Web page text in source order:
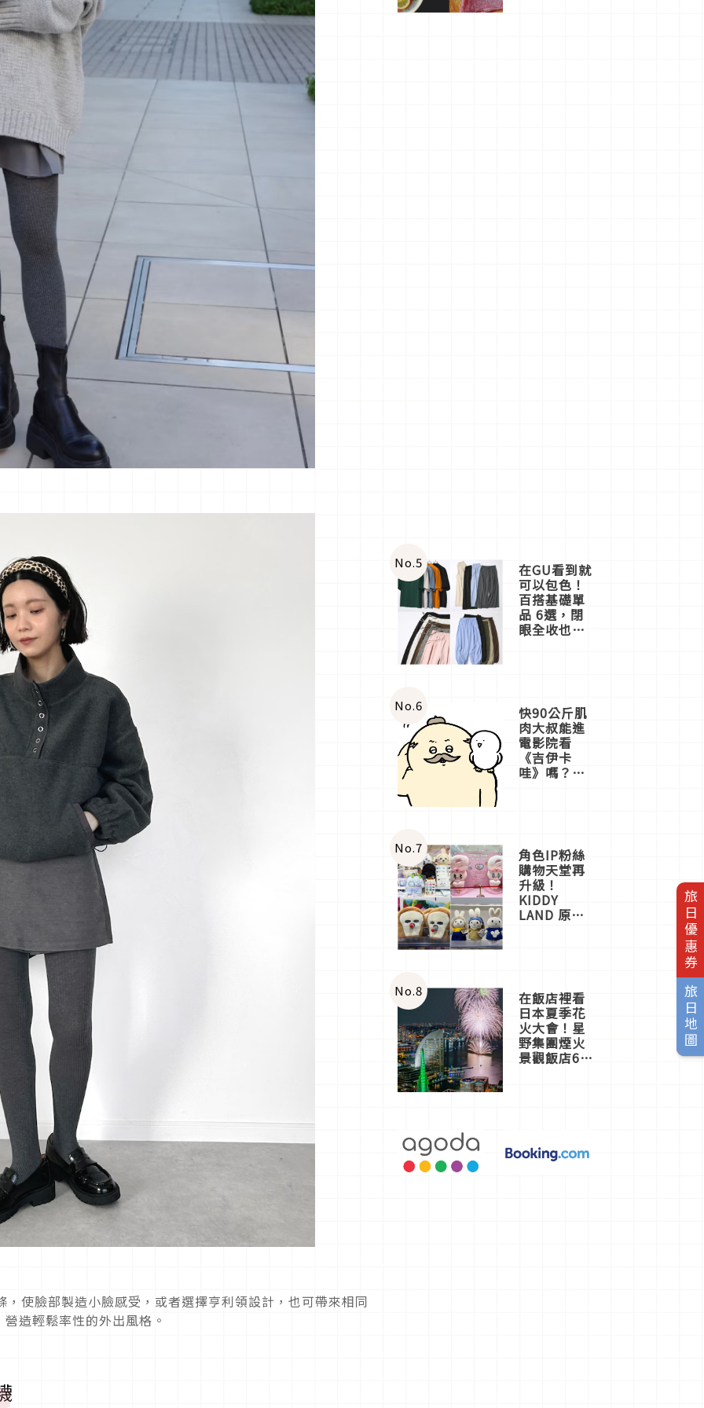
旅日優惠券
旅日地圖
使臉部製造小臉感受，或者選擇亨利領設計，也可帶來相同
造輕鬆率性的外出風格。
No.5 在GU看到就
可以包色！
百搭基礎單
品 6選，閉
眼全收也不
No.6 快90公斤肌
肉大叔能進
電影院看
《吉伊卡
哇》嗎？日
一同給出了
答案
No.7 角色IP粉絲
購物天堂再
升級！
KIDDY
LAND 原宿
店3分即達
No.8 在飯店裡看
日本夏季花
火大會！星
野集團煙火
景觀飯店6